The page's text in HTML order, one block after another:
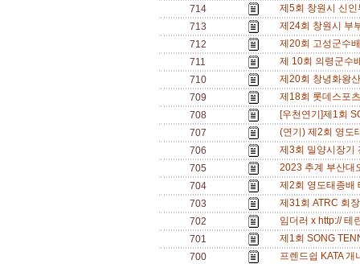
714
제5회 창원시 신
713
제24회 창원시 부
712
제20회 고성군수
711
제 10회 의령군수
710
제20회 창녕화왕
709
제18회 롯데스포
708
[우천연기]제1회
707
(연기) 제2회 영도
706
제3회 밀양시장기
705
2023 추계 부산대
704
제2회 영도태종배
703
제31회 ATRC 회
702
임더러 x http://
701
제1회 SONG
700
프렌드쉽 KATA